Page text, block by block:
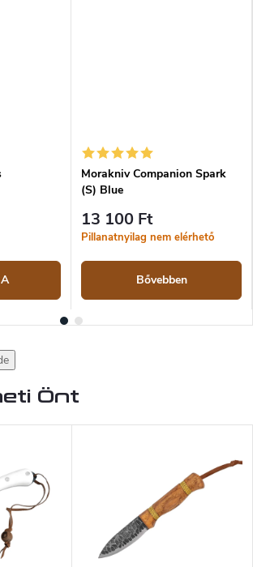
Morakniv Companion Spark
(S) Blue
13 100 Ft
Pillanatnyilag nem elérhető
Bővebben
Önt